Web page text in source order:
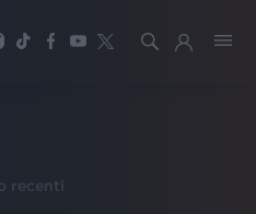
recenti